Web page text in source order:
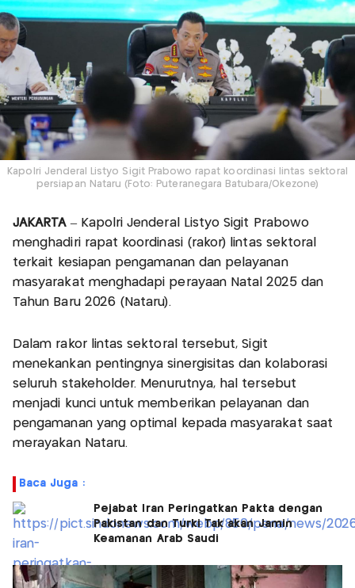
Kapolri Jenderal Listyo Sigit Prabowo rapat koordinasi lintas sektoral
persiapan Nataru (Foto: Puteranegara Batubara/Okezone)
JAKARTA– Kapolri Jenderal Listyo Sigit Prabowo
menghadiri rapat koordinasi (rakor) lintas sektoral
terkait kesiapan pengamanan dan pelayanan
masyarakat menghadapi perayaan Natal 2025 dan
Tahun Baru 2026 (Nataru).
Dalam rakor lintas sektoral tersebut, Sigit
menekankan pentingnya sinergisitas dan kolaborasi
seluruh stakeholder. Menurutnya, hal tersebut
menjadi kunci untuk memberikan pelayanan dan
pengamanan yang optimal kepada masyarakat saat
merayakan Nataru.
Baca Juga :
Pejabat Iran Peringatkan Pakta dengan
Pakistan dan Turki Tak akan Jamin
Keamanan Arab Saudi